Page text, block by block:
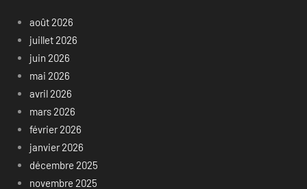
août 2026
juillet 2026
juin 2026
mai 2026
avril 2026
mars 2026
février 2026
janvier 2026
décembre 2025
novembre 2025